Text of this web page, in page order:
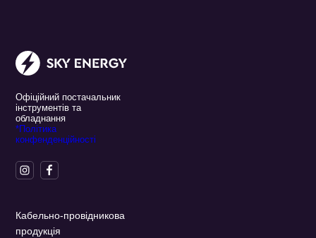
Офіційний постачальник
інструментів та
обладнання
*Політика
конфенденційності
Кабельно-провідникова
продукція